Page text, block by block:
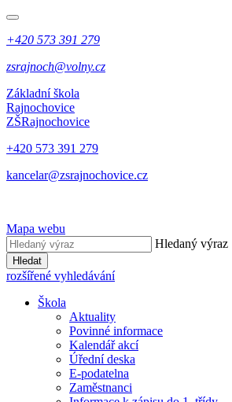
+420 573 391 279
zsrajnoch@volny.cz
Základní škola
Rajnochovice
ZŠRajnochovice
+420 573 391 279
kancelar@zsrajnochovice.cz
Mapa webu
Hledaný výraz
Hledat
rozšířené vyhledávání
Škola
Aktuality
Povinné informace
Kalendář akcí
Úřední deska
E-podatelna
Zaměstnanci